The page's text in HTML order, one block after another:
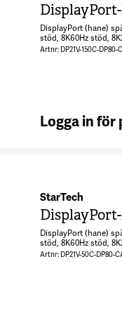
DisplayPort (hane)
stöd, 8K60Hz stöd,
stöd - svart
Artnr: DP21V-150C-DP80-
Logga in för
StarTech
DisplayPort (hane)
stöd, 8K60Hz stöd,
stöd - svart
Artnr: DP21V-50C-DP80-